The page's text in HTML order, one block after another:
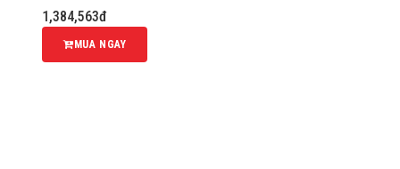
1,384,563đ
MUA NGAY